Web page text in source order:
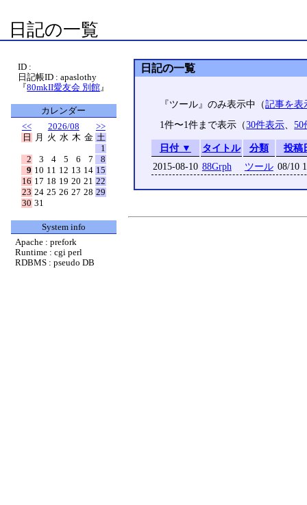
日記の一覧
日記の一覧
『ツール』のみ表示中（記事を表
1件〜1件まで表示（30件表示、50
日付 ▼ タイトル 分類
投稿
2015-08-10 88Grph ツール 08/10
ID :
日記帳ID : apaslothy
『80mkII愛友会 別館 』
カレンダー
<<
2026/08
>>
日
月 火 水 木 金 土
1
2
3 4 5 6 7
8
9 10 11 12 13 14 15
16 17 18 19 20 21 22
23 24 25 26 27 28 29
30 31
System info
Apache : prefork
Runtime : cgi perl
RDBMS : pseudo DB